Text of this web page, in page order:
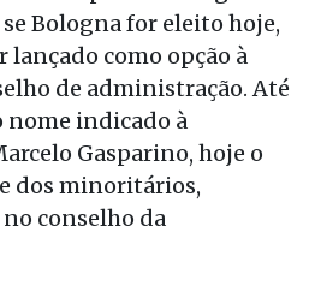
Bologna for eleito hoje,
lançado como opção à
de administração. Até
nome indicado à
Gasparino, hoje o
dos minoritários,
conselho da